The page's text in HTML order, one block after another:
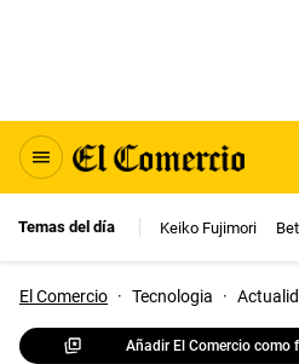
Temas del día Keiko Fujimori
El Comercio · Tecnologia ·
Añadir El Comercio como